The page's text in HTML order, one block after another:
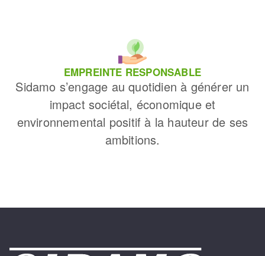
EMPREINTE RESPONSABLE
Sidamo s’engage au quotidien à générer un
impact sociétal, économique et
environnemental positif à la hauteur de ses
ambitions.